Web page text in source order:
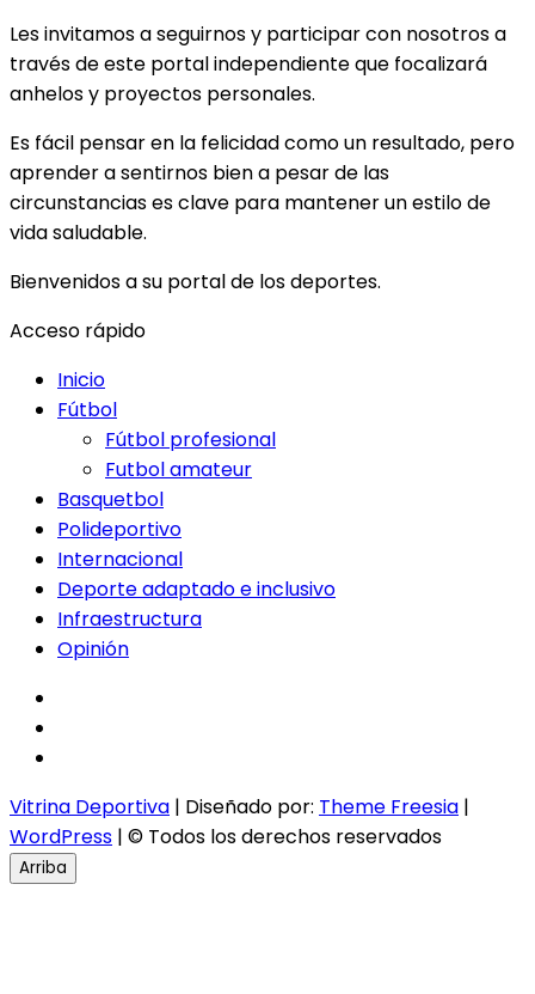
Les invitamos a seguirnos y participar con nosotros a
través de este portal independiente que focalizará
anhelos y proyectos personales.
Es fácil pensar en la felicidad como un resultado, pero
aprender a sentirnos bien a pesar de las
circunstancias es clave para mantener un estilo de
vida saludable.
Bienvenidos a su portal de los deportes.
Acceso rápido
Inicio
Fútbol
Fútbol profesional
Futbol amateur
Basquetbol
Polideportivo
Internacional
Deporte adaptado e inclusivo
Infraestructura
Opinión
Vitrina Deportiva | Diseñado por: Theme Freesia |
WordPress | © Todos los derechos reservados
Arriba